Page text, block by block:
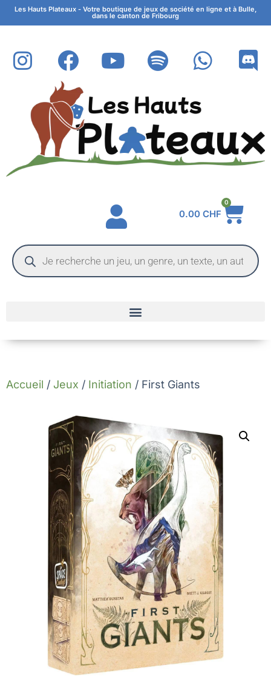
Les Hauts Plateaux - Votre boutique de jeux de société en ligne et à Bulle,
dans le canton de Fribourg
0.00 CHF
0
Accueil / Jeux / Initiation / First Giants